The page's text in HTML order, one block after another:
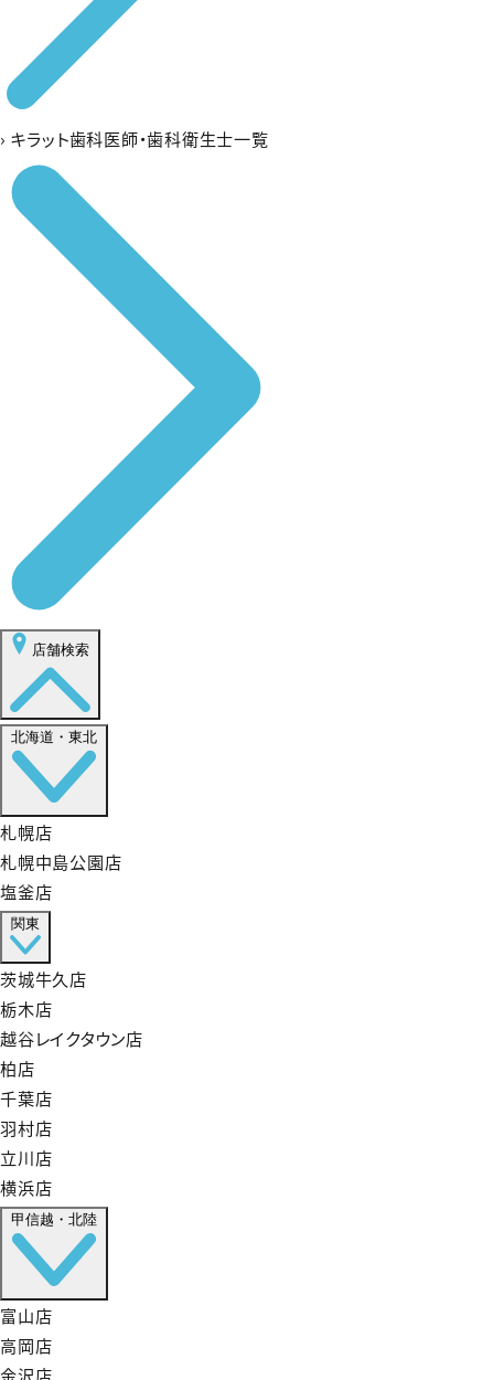
› キラット歯科医師・歯科衛生士一覧
店舗検索
北海道・東北
札幌店
札幌中島公園店
塩釜店
関東
茨城牛久店
栃木店
越谷レイクタウン店
柏店
千葉店
羽村店
立川店
横浜店
甲信越・北陸
富山店
高岡店
金沢店